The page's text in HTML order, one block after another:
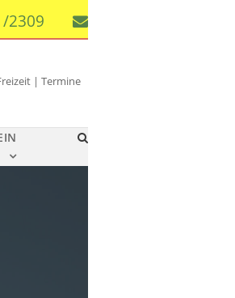
/2309
| Termine